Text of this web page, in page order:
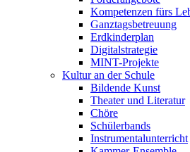
Kompetenzen fürs
Ganztagsbetreuung
Erdkinderplan
Digitalstrategie
MINT-Projekte
Kultur an der Schule
Bildende Kunst
Theater und Literatur
Chöre
Schülerbands
Instrumentalunterricht